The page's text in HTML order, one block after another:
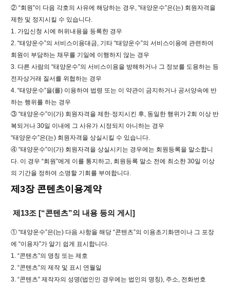
② “회원”이 다음 각호의 사유에 해당하는 경우, “태양운수”은(는) 회원자격을
제한 및 정지시킬 수 있습니다.
1. 가입신청 시에 허위내용을 등록한 경우
2. “태양운수”의 서비스이용대금, 기타 “태양운수”의 서비스이용에 관련하여
회원이 부담하는 채무를 기일에 이행하지 않는 경우
3. 다른 사람의 “태양운수”의 서비스이용을 방해하거나 그 정보를 도용하는 등
전자상거래 질서를 위협하는 경우
4. “태양운수”을(를) 이용하여 법령 또는 이 약관이 금지하거나 공서양속에 반
하는 행위를 하는 경우
③ “태양운수”이(가) 회원자격을 제한·정지시킨 후, 동일한 행위가 2회 이상 반
복되거나 30일 이내에 그 사유가 시정되지 아니하는 경우
“태양운수”은(는) 회원자격을 상실시킬 수 있습니다.
④ “태양운수”이(가) 회원자격을 상실시키는 경우에는 회원등록을 말소합니
다. 이 경우 “회원”에게 이를 통지하고, 회원등록 말소 전에 최소한 30일 이상
의 기간을 정하여 소명할 기회를 부여합니다.
제3장 콘텐츠이용계약
제13조 [“콘텐츠”의 내용 등의 게시]
① “태양운수”은(는) 다음 사항을 해당 “콘텐츠”의 이용초기화면이나 그 포장
에 “이용자”가 알기 쉽게 표시합니다.
1. “콘텐츠”의 명칭 또는 제호
2. “콘텐츠”의 제작 및 표시 연월일
3. “콘텐츠” 제작자의 성명(법인인 경우에는 법인의 명칭), 주소, 전화번호